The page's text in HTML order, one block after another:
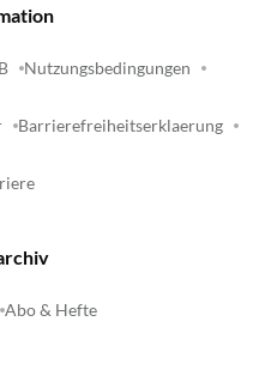
Nutzungsbedingungen
Barrierefreiheitserklaerung
Abo & Hefte